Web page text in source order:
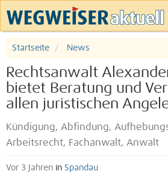
Startseite News
Rechtsanwalt
bietet Beratung und
allen juristischen
Kündigung, Abfindung,
Arbeitsrecht, Fachanwalt, Anwalt
Vor 3 Jahren in Spandau